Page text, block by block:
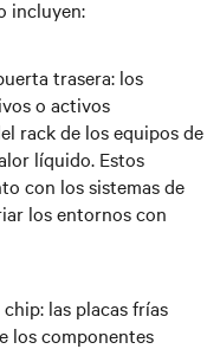
incluyen:
trasera: los
o activos
rack de los equipos de
líquido. Estos
con los sistemas de
los entornos con
las placas frías
los componentes